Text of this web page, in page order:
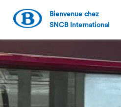
Bienvenue chez
SNCB International